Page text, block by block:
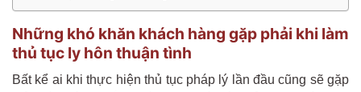
Những khó khăn khách hàng gặp phải khi làm
thủ tục ly hôn thuận tình
Bất kể ai khi thực hiện thủ tục pháp lý lần đầu cũng sẽ gặp